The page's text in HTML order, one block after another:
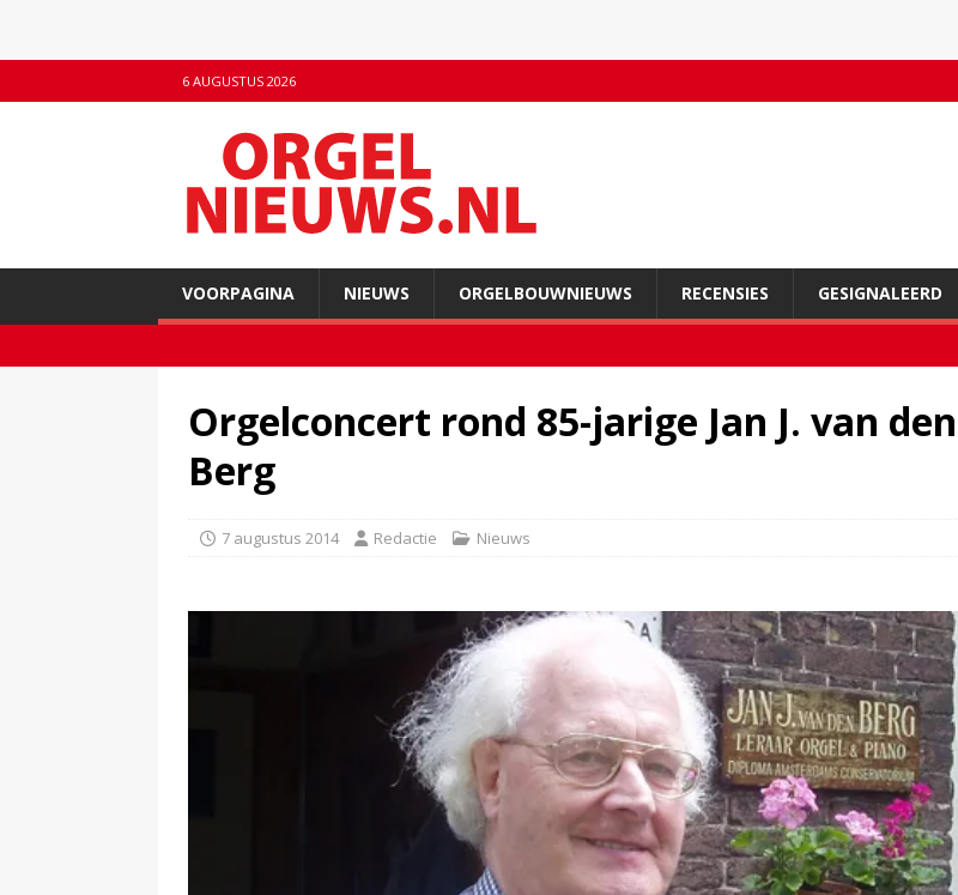
6 AUGUSTUS 2026
VOORPAGINA NIEUWS ORGELBOUWNIEUWS RECENSIES GESIGNALEERD
Orgelconcert rond 85-jarige Jan J. van den
Berg
7 augustus 2014 Redactie Nieuws